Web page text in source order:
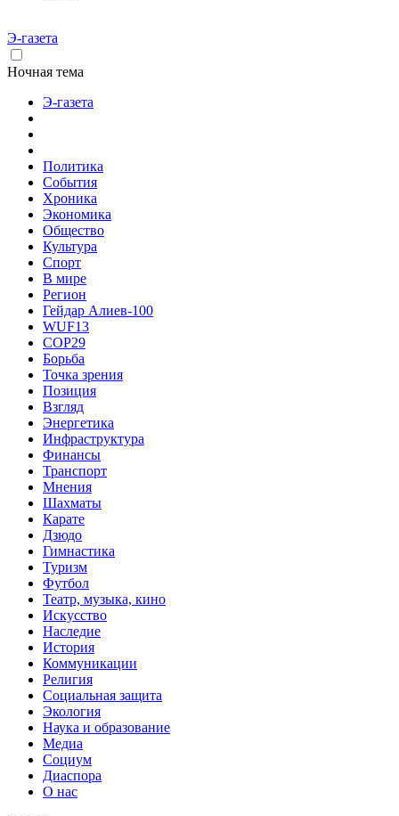
Э-газета
Ночная тема
Э-газета
Политика
События
Хроника
Экономика
Общество
Культура
Спорт
В мире
Регион
Гейдар Алиев-100
WUF13
COP29
Борьба
Точка зрения
Позиция
Взгляд
Энергетика
Инфраструктура
Финансы
Транспорт
Мнения
Шахматы
Карате
Дзюдо
Гимнастика
Туризм
Футбол
Театр, музыка, кино
Искусство
Наследие
История
Коммуникации
Религия
Социальная защита
Экология
Наука и образование
Медиа
Социум
Диаспора
О нас